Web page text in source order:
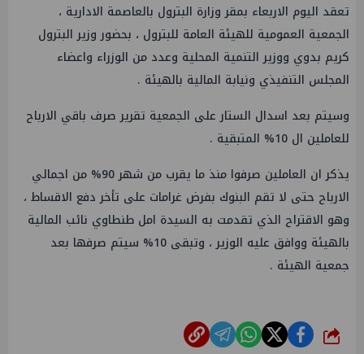
تعقد اليوم الاربعاء بمقر وزارة البترول بالعاصمة الادارية ،
الجمعية العمومية للهيئة العامة للبترول ، بحضور وزير البترول
كريم بدوي ووزير التنمية المحلية وعدد من الوزراء واعضاء
المجلس التنفيذي ونيابة المالية بالهيئة .
وسيتم بعد اسدال الستار على الجمعية تقرير صرف باقي الارباح
للعاملين ال ‎%‎10 المتبقية .
يذكر ان العاملين صرفوا منذ ما يقرب من شهر ‎%‎90 من اجمالي
الارباح حتى لا تقم البنوك بفرض غرامات على تأخر دفع الاقساط ،
وهو الاقتراح الذي تقدمت به السيدة امل طنطاوي نائب المالية
بالهيئة ووافق عليه الوزير ، وتبقى ‎%‎10 سيتم صرفها بعد
جمعية الهيئة .
شارك